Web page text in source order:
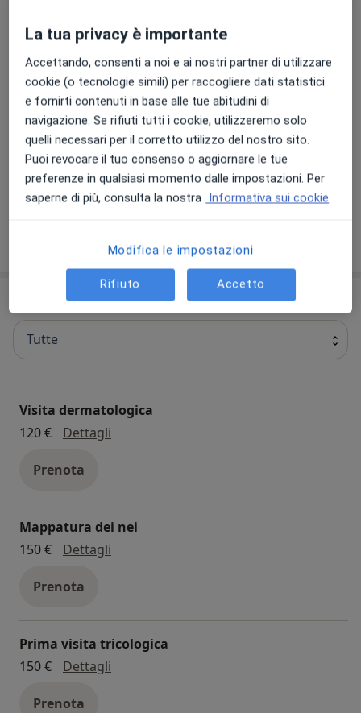
facilmente raggiungibile con i mezzi pubblici o con
l'automobile che si può parcheggiare tranquillamente
adiacente lo Studio.
Il nostro team avrà il piacere di accogliervi in uno
spazio luminoso e confortevole, la Dott.ssa Carlotta
Bortoletti specialista in dermatologia, tricologia e
medicina estetica, sarà lieta di consigliarvi al meglio il
trattamento più adeguato alla vostra patologia o
semplicemente per la cura ed il mantenimento del
vostro aspetto.
importantissimo per una prospettiva di longevity, vi
aspettiamo per un primo appuntamento.
DERMACARE Team
AltroChi siamo
Le nostre specializzazioni Mostra tutto
Dermatologia
Prestazioni disponibili
Tutte
Visita dermatologica
120 €
Dettagli
Prenota
Mappatura dei nei
150 €
Dettagli
Prenota
Prima visita tricologica
150 €
Dettagli
Prenota
La tua privacy è importante
Accettando, consenti a noi e ai nostri partner di utilizzare
cookie (o tecnologie simili) per raccogliere dati statistici
e fornirti contenuti in base alle tue abitudini di
navigazione. Se rifiuti tutti i cookie, utilizzeremo solo
quelli necessari per il corretto utilizzo del nostro sito.
Puoi revocare il tuo consenso o aggiornare le tue
preferenze in qualsiasi momento dalle impostazioni. Per
saperne di più, consulta la nostra Informativa sui cookie
Modifica le impostazioni
Rifiuto Accetto